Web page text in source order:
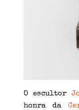
O escultor
honra da